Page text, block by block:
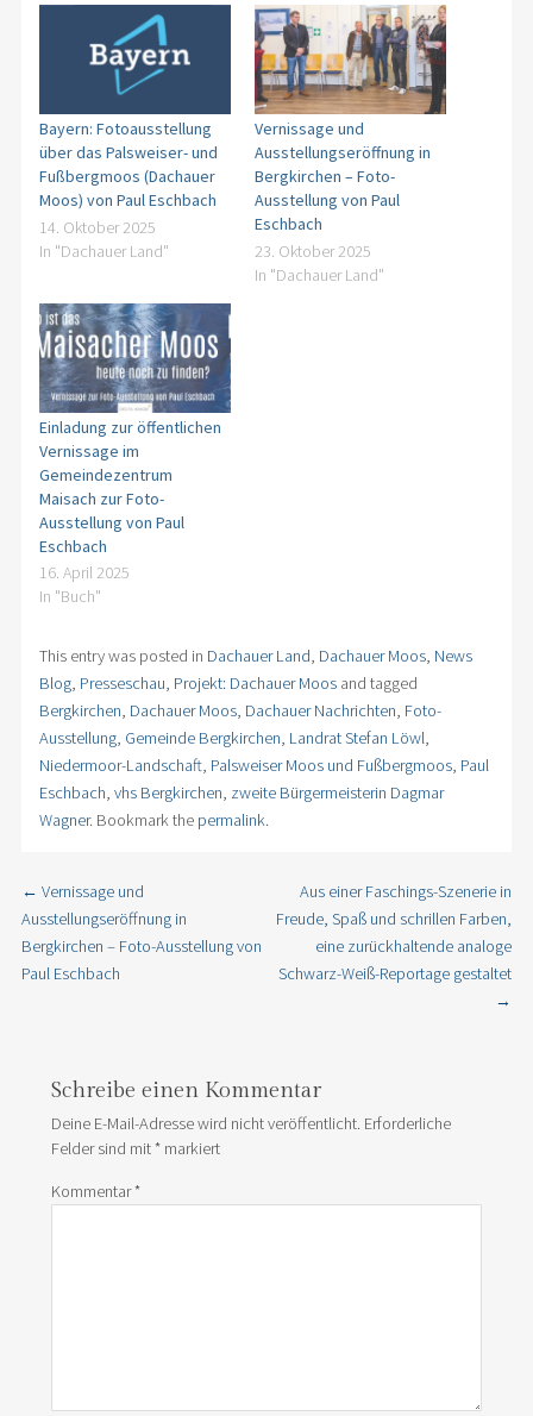
Bayern: Fotoausstellung
über das Palsweiser- und
Fußbergmoos (Dachauer
Moos) von Paul Eschbach
14. Oktober 2025
In "Dachauer Land"
Vernissage und
Ausstellungseröffnung in
Bergkirchen – Foto-
Ausstellung von Paul
Eschbach
23. Oktober 2025
In "Dachauer Land"
Einladung zur öffentlichen
Vernissage im
Gemeindezentrum
Maisach zur Foto-
Ausstellung von Paul
Eschbach
16. April 2025
In "Buch"
This entry was posted in Dachauer Land, Dachauer Moos, News
Blog, Presseschau, Projekt: Dachauer Moosand tagged
Bergkirchen, Dachauer Moos, Dachauer Nachrichten, Foto-
Ausstellung, Gemeinde Bergkirchen, Landrat Stefan Löwl,
Niedermoor-Landschaft, Palsweiser Moos und Fußbergmoos, Paul
Eschbach, vhs Bergkirchen, zweite Bürgermeisterin Dagmar
Wagner. Bookmark the permalink.
Post navigation
← Vernissage und
Ausstellungseröffnung in
Bergkirchen – Foto-Ausstellung von
Paul Eschbach
Aus einer Faschings-Szenerie in
Freude, Spaß und schrillen Farben,
eine zurückhaltende analoge
Schwarz-Weiß-Reportage gestaltet
→
Schreibe einen Kommentar
Deine E-Mail-Adresse wird nicht veröffentlicht. Erforderliche
Felder sind mit*markiert
Kommentar*